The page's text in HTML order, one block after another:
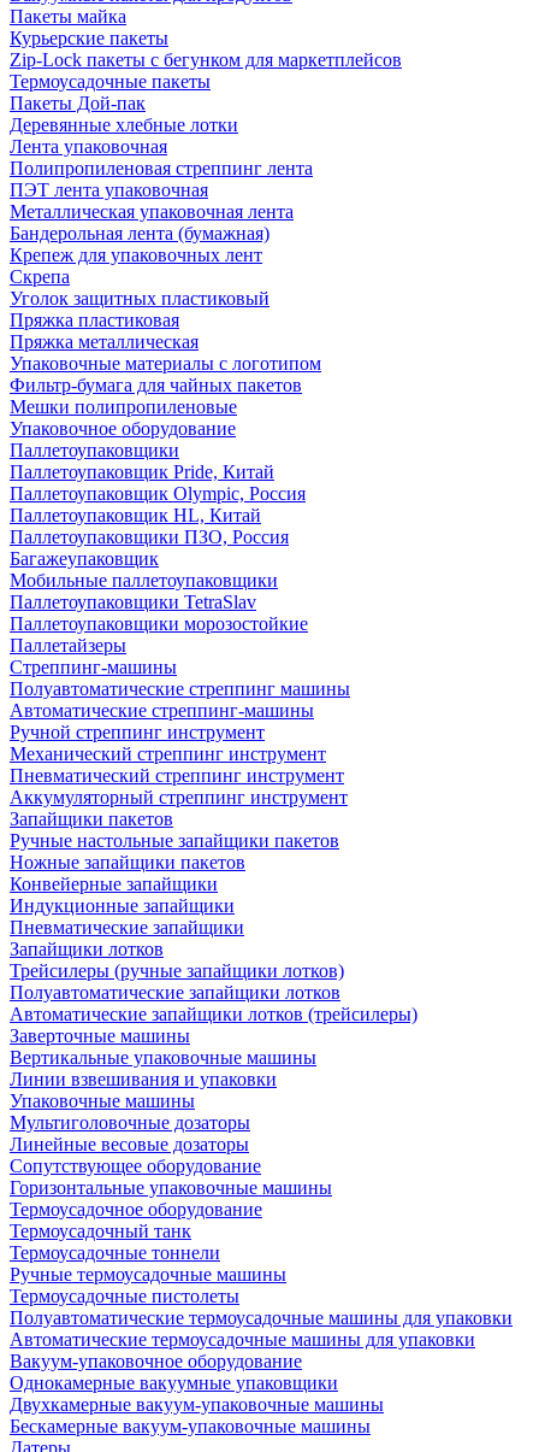
Пакеты майка
Курьерские пакеты
Zip-Lock пакеты с бегунком для маркетплейсов
Термоусадочные пакеты
Пакеты Дой-пак
Деревянные хлебные лотки
Лента упаковочная
Полипропиленовая стреппинг лента
ПЭТ лента упаковочная
Металлическая упаковочная лента
Бандерольная лента (бумажная)
Крепеж для упаковочных лент
Скрепа
Уголок защитных пластиковый
Пряжка пластиковая
Пряжка металлическая
Упаковочные материалы с логотипом
Фильтр-бумага для чайных пакетов
Мешки полипропиленовые
Упаковочное оборудование
Паллетоупаковщики
Паллетоупаковщик Pride, Китай
Паллетоупаковщик Olympic, Россия
Паллетоупаковщик HL, Китай
Паллетоупаковщики ПЗО, Россия
Багажеупаковщик
Мобильные паллетоупаковщики
Паллетоупаковщики TetraSlav
Паллетоупаковщики морозостойкие
Паллетайзеры
Стреппинг-машины
Полуавтоматические стреппинг машины
Автоматические стреппинг-машины
Ручной стреппинг инструмент
Механический стреппинг инструмент
Пневматический стреппинг инструмент
Аккумуляторный стреппинг инструмент
Запайщики пакетов
Ручные настольные запайщики пакетов
Ножные запайщики пакетов
Конвейерные запайщики
Индукционные запайщики
Пневматические запайщики
Запайщики лотков
Трейсилеры (ручные запайщики лотков)
Полуавтоматические запайщики лотков
Автоматические запайщики лотков (трейсилеры)
Заверточные машины
Вертикальные упаковочные машины
Линии взвешивания и упаковки
Упаковочные машины
Мультиголовочные дозаторы
Линейные весовые дозаторы
Сопутствующее оборудование
Горизонтальные упаковочные машины
Термоусадочное оборудование
Термоусадочный танк
Термоусадочные тоннели
Ручные термоусадочные машины
Термоусадочные пистолеты
Полуавтоматические термоусадочные машины для упаковки
Автоматические термоусадочные машины для упаковки
Вакуум-упаковочное оборудование
Однокамерные вакуумные упаковщики
Двухкамерные вакуум-упаковочные машины
Бескамерные вакуум-упаковочные машины
Датеры